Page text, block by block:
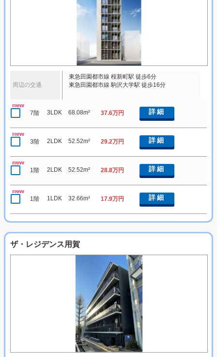
周辺の交通
東急田園都市線 桜新町駅 徒歩6分
東急田園都市線 駒沢大学駅 徒歩16分
new
7階 3LDK 68.08m² 37.6万円 詳細
new
3階 2LDK 52.52m² 29.2万円 詳細
new
1階 2LDK 52.52m² 28.8万円 詳細
new
1階 1LDK 32.66m² 17.9万円 詳細
ザ・レジデンス用賀